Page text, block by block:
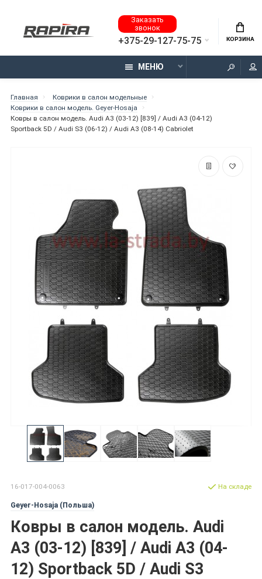
Заказать
звонок
+375-29-127-75-75 КОРЗИНА
МЕНЮ
Главная
Коврики в салон модельные
Коврики в салон модель. Geyer-Hosaja
Ковры в салон модель. Audi A3 (03-12) [839] / Audi A3 (04-12)
Sportback 5D / Audi S3 (06-12) / Audi A3 (08-14) Cabriolet
16-017-004-0063
Geyer-Hosaja (Польша)
Ковры в салон модель. Audi
A3 (03-12) [839] / Audi A3 (04-
12) Sportback 5D / Audi S3
На складе